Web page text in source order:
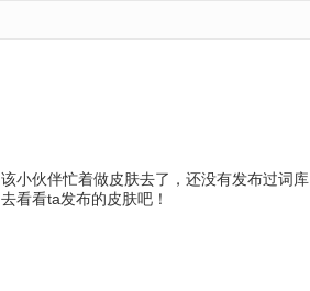
该小伙伴忙着做皮肤去了，还没有发布过词库
去看看ta发布的皮肤吧！